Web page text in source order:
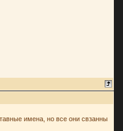
имена, но все они свзанны